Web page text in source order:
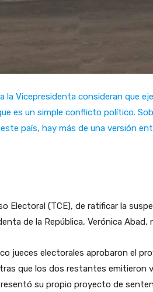
Vicepresidenta consideran que
es un simple conflicto político.
país, hay más de una versión
Electoral (TCE), de ratificar la
de la República, Verónica Abad,
jueces electorales aprobaron el
que los dos restantes emitieron
su propio proyecto de